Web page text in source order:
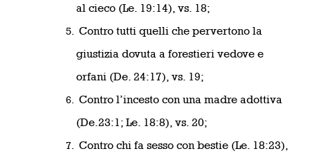
al cieco (Le. 19:14), vs. 18;
Contro tutti quelli che pervertono la
giustizia dovuta a forestieri vedove e
orfani (De. 24:17), vs. 19;
Contro l’incesto con una madre adottiva
(De.23:1; Le. 18:8), vs. 20;
Contro chi fa sesso con bestie (Le. 18:23),